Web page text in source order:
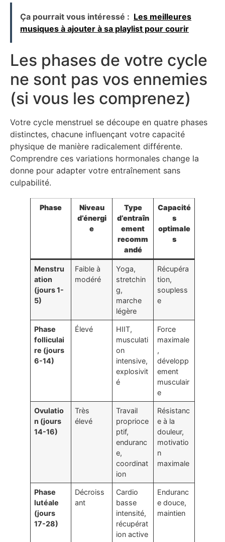
Ça pourrait vous intéressé : Les meilleures
musiques à ajouter à sa playlist pour courir
Les phases de votre cycle
ne sont pas vos ennemies
(si vous les comprenez)
Votre cycle menstruel se découpe en quatre phases
distinctes, chacune influençant votre capacité
physique de manière radicalement différente.
Comprendre ces variations hormonales change la
donne pour adapter votre entraînement sans
culpabilité.
Phase
Niveau
d’énergi
e
Type
d’entraîn
ement
recomm
andé
Capacité
s
optimale
s
Menstru
ation
(jours 1-
5)
Faible à
modéré
Yoga,
stretchin
g,
marche
légère
Récupéra
tion,
soupless
e
Phase
folliculai
re (jours
6-14)
Élevé
HIIT,
musculati
on
intensive,
explosivit
é
Force
maximale
,
développ
ement
musculair
e
Ovulatio
n (jours
14-16)
Très
élevé
Travail
proprioce
ptif,
enduranc
e,
coordinat
ion
Résistanc
e à la
douleur,
motivatio
n
maximale
Phase
lutéale
(jours
17-28)
Décroiss
ant
Cardio
basse
intensité,
récupérat
ion active
Enduranc
e douce,
maintien